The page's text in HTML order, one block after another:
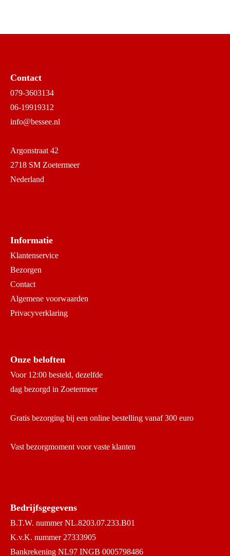
Contact
079-3603134
06-19919312
info@bessee.nl
Argonstraat 42
2718 SM Zoetermeer
Nederland
Informatie
Klantenservice
Bezorgen
Contact
Algemene voorwaarden
Privacyverklaring
Onze beloften
Voor 12:00 besteld, dezelfde
dag bezorgd in Zoetermeer
Gratis bezorging bij een online bestelling vanaf 300 euro
Vast bezorgmoment voor vaste klanten
Bedrijfsgegevens
B.T.W. nummer NL.8203.07.233.B01
K.v.K. nummer 27333905
Bankrekening NL97 INGB 0005798486